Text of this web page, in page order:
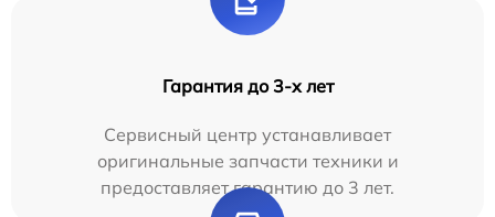
Гарантия до 3-х лет
Сервисный центр устанавливает
оригинальные запчасти техники и
предоставляет гарантию до 3 лет.